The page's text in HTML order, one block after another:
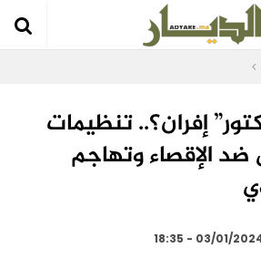
إفران؟.. تنظيمات
ضد الإقصاء وتهاجم
03/01/2024 -